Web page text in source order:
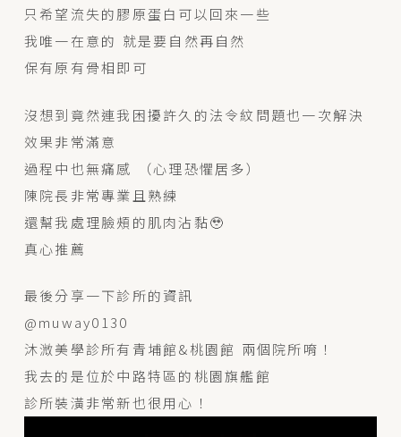
只希望流失的膠原蛋白可以回來一些
我唯一在意的 就是要自然再自然
保有原有骨相即可
沒想到竟然連我困擾許久的法令紋問題也一次解決
效果非常滿意
過程中也無痛感 （心理恐懼居多）
陳院長非常專業且熟練
還幫我處理臉頰的肌肉沾黏🥹
真心推薦
最後分享一下診所的資訊
@muway0130
沐溦美學診所有青埔館&桃園館 兩個院所唷！
我去的是位於中路特區的桃園旗艦館
診所裝潢非常新也很用心！